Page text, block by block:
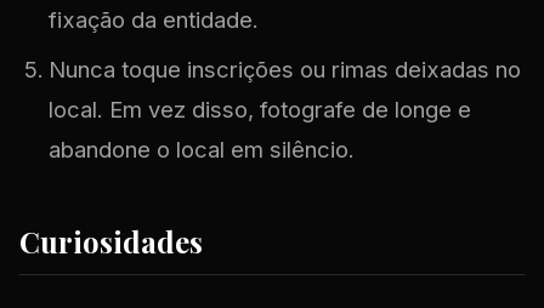
fixação da entidade.
Nunca toque inscrições ou rimas deixadas no
local. Em vez disso, fotografe de longe e
abandone o local em silêncio.
Curiosidades